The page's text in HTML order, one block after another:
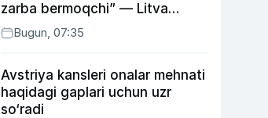
zarba bermoqchi” — Litva
mudofaa vaziri
Bugun, 07:35
Avstriya kansleri onalar mehnati
haqidagi gaplari uchun uzr
so‘radi